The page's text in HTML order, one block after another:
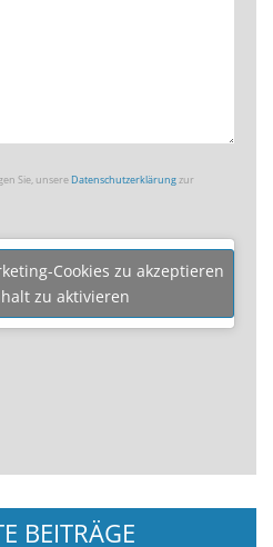
Sie, unsereDatenschutzerklärungzur
Cookies zu akzeptieren
zu aktivieren
BEITRÄGE